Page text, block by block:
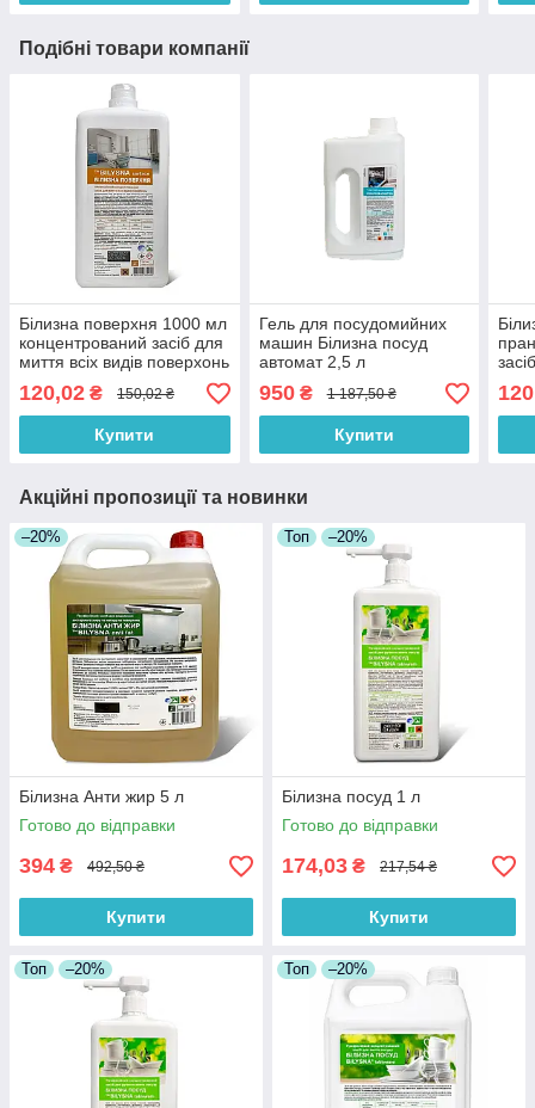
Подібні товари компанії
Білизна поверхня 1000 мл
концентрований засіб для
миття всіх видів поверхонь
120,02 ₴ 150,02 ₴
Купити
Гель для посудомийних
машин Білизна посуд
автомат 2,5 л
950₴ 1 187,50 ₴
Купити
120
Акційні пропозиції та новинки
–20%
Білизна Анти жир 5 л
Готово до відправки
394 ₴ 492,50 ₴
Купити
Топ –20%
Білизна посуд 1 л
Готово до відправки
174,03 ₴ 217,54 ₴
Купити
Топ –20% Топ –20%